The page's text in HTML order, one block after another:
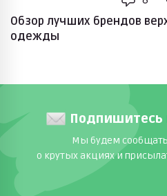
Обзор лучших брендов
одежды
Подпишитесь
Мы будем
о крутых акциях и